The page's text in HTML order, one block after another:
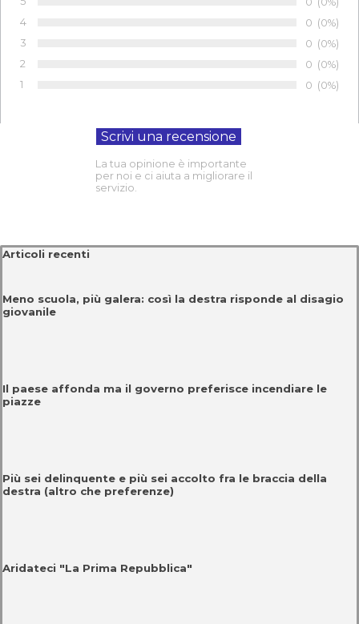
4 Numero
0 (0%)
3 Numero
0 (0%)
2 Numero
0 (0%)
1 Numero
0 (0%)
La tua opinione è importante
per noi e ci aiuta a migliorare il
servizio.
Salta blocco Articoli recenti
Articoli recenti
Meno scuola, più galera: così la destra risponde al disagio
giovanile
Il paese affonda ma il governo preferisce incendiare le
piazze
Più sei delinquente e più sei accolto fra le braccia della
destra (altro che preferenze)
Aridateci "La Prima Repubblica"